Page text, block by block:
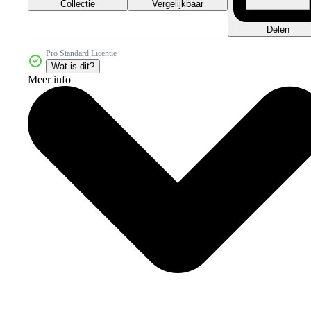
Collectie Vergelijkbaar
Delen
Pro Standard Licentie
Wat is dit?
Meer info